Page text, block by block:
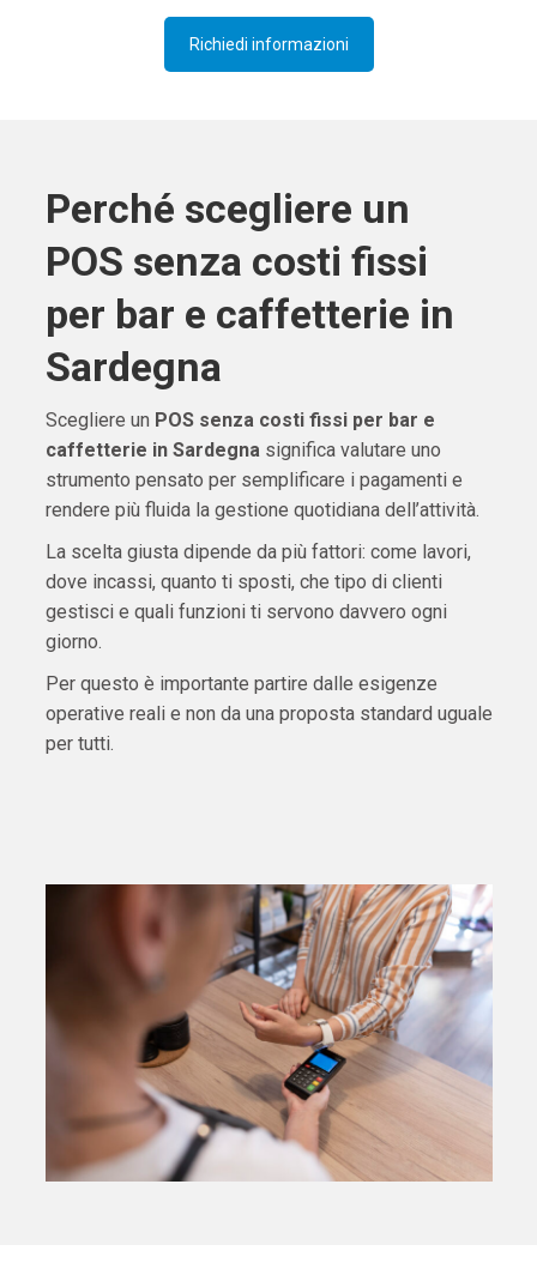
Richiedi informazioni
Perché scegliere un
POS senza costi fissi
per bar e caffetterie in
Sardegna
Scegliere un POS senza costi fissi per bar e
caffetterie in Sardegnasignifica valutare uno
strumento pensato per semplificare i pagamenti e
rendere più fluida la gestione quotidiana dell’attività.
La scelta giusta dipende da più fattori: come lavori,
dove incassi, quanto ti sposti, che tipo di clienti
gestisci e quali funzioni ti servono davvero ogni
giorno.
Per questo è importante partire dalle esigenze
operative reali e non da una proposta standard uguale
per tutti.